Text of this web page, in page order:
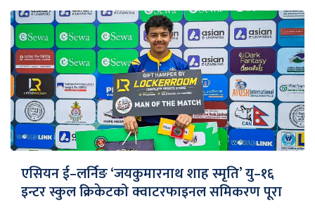
एसियन ई–लर्निङ ‘जयकुमारनाथ शाह स्मृति’ यु–१६
इन्टर स्कुल क्रिकेटको क्वाटरफाइनल समिकरण पूरा